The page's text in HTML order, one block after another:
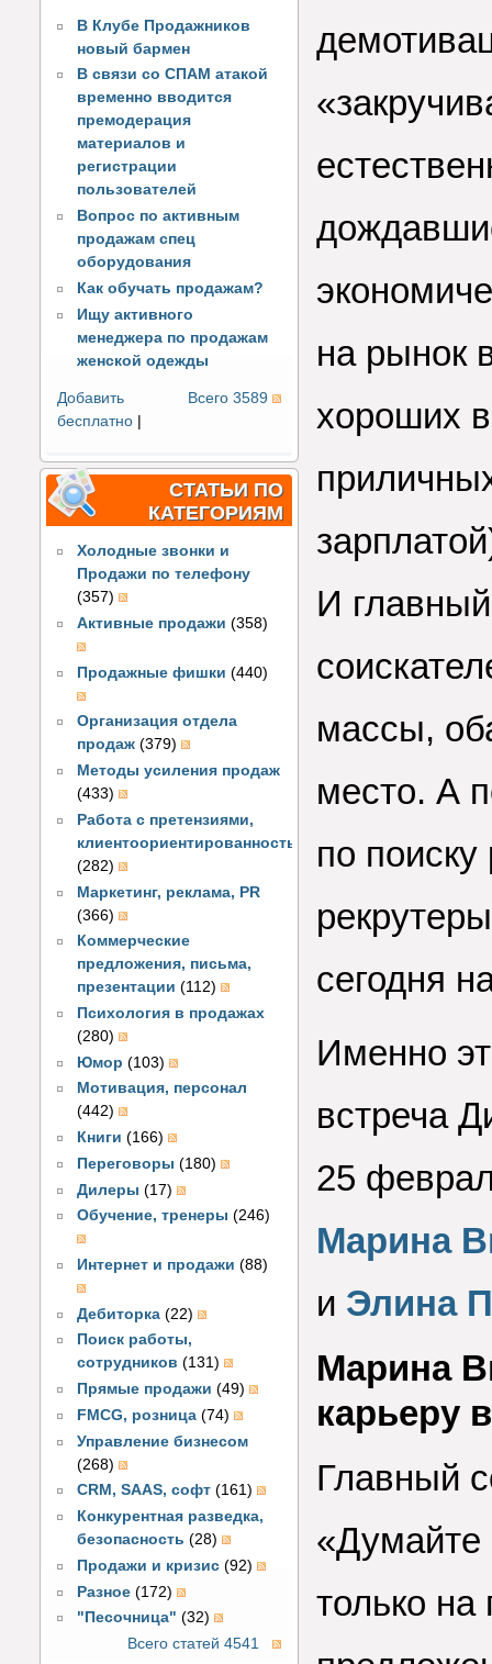
В Клубе Продажников
новый бармен
В связи со СПАМ атакой
временно вводится
премодерация
материалов и
регистрации
пользователей
Вопрос по активным
продажам спец
оборудования
Как обучать продажам?
Ищу активного
менеджера по продажам
женской одежды
Всего 3589
Добавить
бесплатно |
СТАТЬИ ПО
КАТЕГОРИЯМ
Холодные звонки и
Продажи по телефону
(357)
Активные продажи (358)
Продажные фишки (440)
Организация отдела
продаж (379)
Методы усиления продаж
(433)
Работа с претензиями,
клиентоориентированность
(282)
Маркетинг, реклама, PR
(366)
Коммерческие
предложения, письма,
презентации (112)
Психология в продажах
(280)
Юмор (103)
Мотивация, персонал
(442)
Книги (166)
Переговоры (180)
Дилеры (17)
Обучение, тренеры (246)
Интернет и продажи (88)
Дебиторка (22)
Поиск работы,
сотрудников (131)
Прямые продажи (49)
FMCG, розница (74)
Управление бизнесом
(268)
CRM, SAAS, софт (161)
Конкурентная разведка,
безопасность (28)
Продажи и кризис (92)
Разное (172)
"Песочница" (32)
Всего статей 4541
на рынок
хороших
И
массы,
место. А
по поиску
сегодня
Именно
встреча
25
Марина
и Элина
Марина
карьеру
Главный
«Думайте
только